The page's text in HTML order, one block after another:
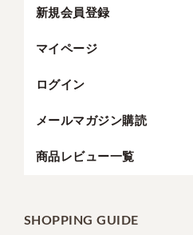
新規会員登録
マイページ
ログイン
メールマガジン購読
商品レビュー一覧
SHOPPING GUIDE